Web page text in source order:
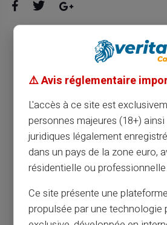
Optimiser la gestion des
étudiantes avec une carte
Article précédent
Maximisez vos économies
⚠️ Avis réglementaire
L'accès à ce site est
personnes majeures (18+)
juridiques légalement
dans un pays de la zone euro,
résidentielle ou
Ce site présente une
propulsée par une technologie